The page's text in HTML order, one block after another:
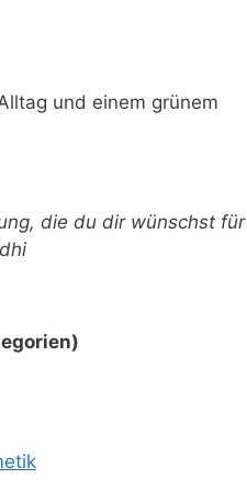
und einem grünem
die du dir wünschst für